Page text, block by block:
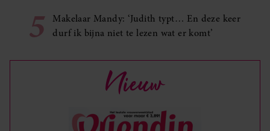
5
Makelaar Mandy: ‘Judith typt… En deze keer
durf ik bijna niet te lezen wat er komt’
Nieuw